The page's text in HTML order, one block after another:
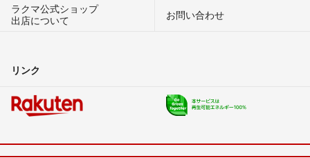
ラクマ公式ショップ
出店について
お問い合わせ
リンク